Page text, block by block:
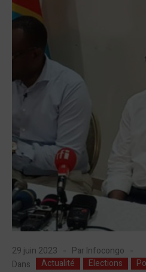
29 juin 2023 Par Infocongo
Dans
Actualité Elections